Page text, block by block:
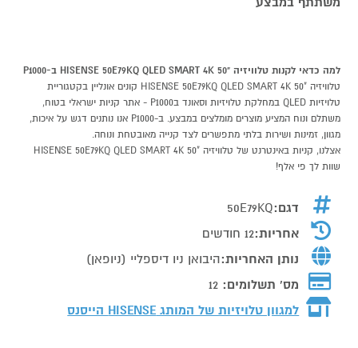
למה כדאי לקנות טלוויזיה "50 HISENSE 50E79KQ QLED SMART 4K ב-P1000
טלוויזיה "50 HISENSE 50E79KQ QLED SMART 4K קונים אונליין בקטגוריית
טלויזיות QLED במחלקת טלויזיות וסאונד בP1000 - אתר קניות ישראלי בטוח,
משתלם ונוח המציע מוצרים מומלצים במבצע. ב-P1000 אנו נותנים דגש על איכות,
מגוון, זמינות ושירות בלתי מתפשרים לצד קנייה מאובטחת ונוחה.
אצלנו, קניות באינטרנט של טלוויזיה "50 HISENSE 50E79KQ QLED SMART 4K
שוות לך פי אלף!
דגם:50E79KQ
אחריות:12 חודשים
נותן האחריות:היבואן ניו דיספליי (ניופאן)
מס' תשלומים: 12
למגוון טלויזיות של המותג HISENSE הייסנס